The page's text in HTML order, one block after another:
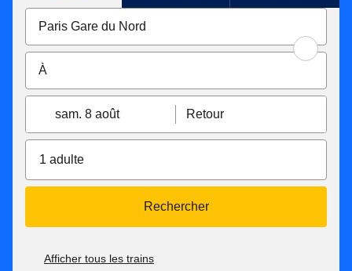
sam. 8 août Retour
1 adulte
Rechercher
Afficher tous les trains